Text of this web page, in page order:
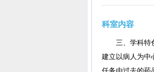
科室内容
三、学科特
建立以病人为中